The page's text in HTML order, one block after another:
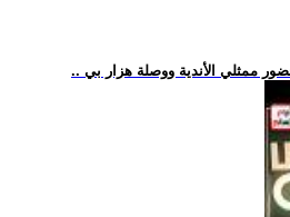
ممثلي الأندية ووصلة هزار بي